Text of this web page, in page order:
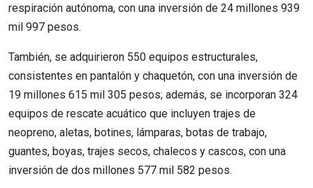
respiración autónoma, con una inversión de 24 millones 939
mil 997 pesos.
También, se adquirieron 550 equipos estructurales,
consistentes en pantalón y chaquetón, con una inversión de
19 millones 615 mil 305 pesos; además, se incorporan 324
equipos de rescate acuático que incluyen trajes de
neopreno, aletas, botines, lámparas, botas de trabajo,
guantes, boyas, trajes secos, chalecos y cascos, con una
inversión de dos millones 577 mil 582 pesos.